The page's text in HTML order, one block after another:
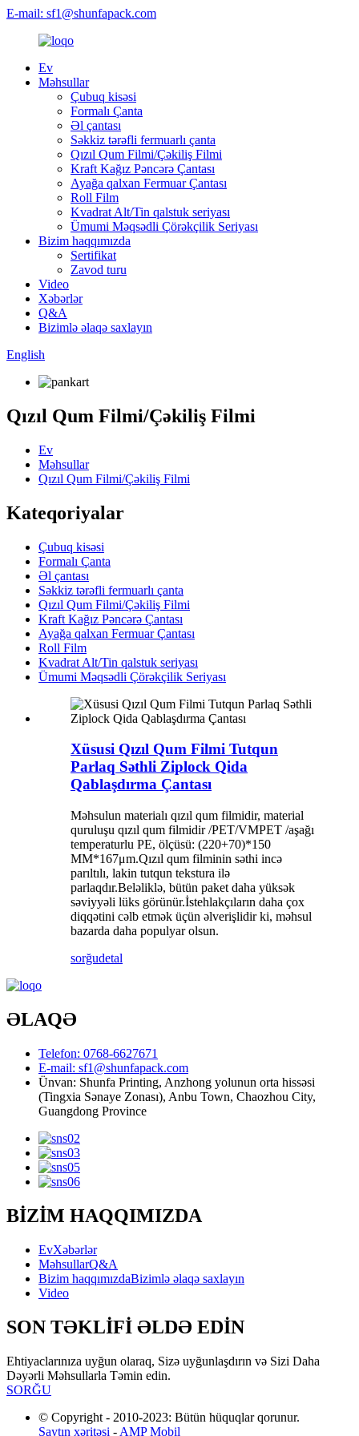
E-mail: sf1@shunfapack.com
Ev
Məhsullar
Çubuq kisəsi
Formalı Çanta
Əl çantası
Səkkiz tərəfli fermuarlı çanta
Qızıl Qum Filmi/Çəkiliş Filmi
Kraft Kağız Pəncərə Çantası
Ayağa qalxan Fermuar Çantası
Roll Film
Kvadrat Alt/Tin qalstuk seriyası
Ümumi Məqsədli Çörəkçilik Seriyası
Bizim haqqımızda
Sertifikat
Zavod turu
Video
Xəbərlər
Q&A
Bizimlə əlaqə saxlayın
English
Qızıl Qum Filmi/Çəkiliş Filmi
Ev
Məhsullar
Qızıl Qum Filmi/Çəkiliş Filmi
Kateqoriyalar
Çubuq kisəsi
Formalı Çanta
Əl çantası
Səkkiz tərəfli fermuarlı çanta
Qızıl Qum Filmi/Çəkiliş Filmi
Kraft Kağız Pəncərə Çantası
Ayağa qalxan Fermuar Çantası
Roll Film
Kvadrat Alt/Tin qalstuk seriyası
Ümumi Məqsədli Çörəkçilik Seriyası
Xüsusi Qızıl Qum Filmi Tutqun
Parlaq Səthli Ziplock Qida
Qablaşdırma Çantası
Məhsulun materialı qızıl qum filmidir, material
quruluşu qızıl qum filmidir /PET/VMPET /aşağı
temperaturlu PE, ölçüsü: (220+70)*150
MM*167μm.Qızıl qum filminin səthi incə
parıltılı, lakin tutqun tekstura ilə
parlaqdır.Beləliklə, bütün paket daha yüksək
səviyyəli lüks görünür.İstehlakçıların daha çox
diqqətini cəlb etmək üçün əlverişlidir ki, məhsul
bazarda daha populyar olsun.
sorğudetal
ƏLAQƏ
Telefon: 0768-6627671
E-mail: sf1@shunfapack.com
Ünvan: Shunfa Printing, Anzhong yolunun orta hissəsi
(Tingxia Sənaye Zonası), Anbu Town, Chaozhou City,
Guangdong Province
BİZİM HAQQIMIZDA
EvXəbərlər
MəhsullarQ&A
Bizim haqqımızdaBizimlə əlaqə saxlayın
Video
SON TƏKLİFİ ƏLDƏ EDİN
Ehtiyaclarınıza uyğun olaraq, Sizə uyğunlaşdırın və Sizi Daha
Dəyərli Məhsullarla Təmin edin.
SORĞU
© Copyright - 2010-2023: Bütün hüquqlar qorunur.
Saytın xəritəsi - AMP Mobil